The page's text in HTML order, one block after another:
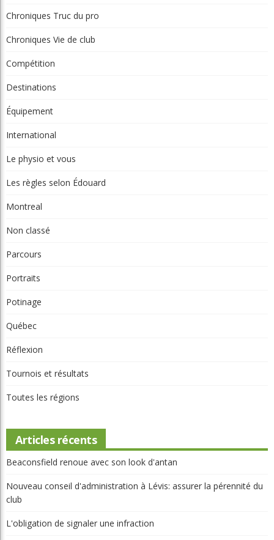
Chroniques Truc du pro
Chroniques Vie de club
Compétition
Destinations
Équipement
International
Le physio et vous
Les règles selon Édouard
Montreal
Non classé
Parcours
Portraits
Potinage
Québec
Réflexion
Tournois et résultats
Toutes les régions
Articles récents
Beaconsfield renoue avec son look d'antan
Nouveau conseil d'administration à Lévis: assurer la pérennité du
club
L'obligation de signaler une infraction